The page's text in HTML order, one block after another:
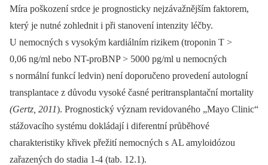
Míra poškození srdce je prognosticky nejzávažnějším faktorem,
který je nutné zohlednit i při stanovení intenzity léčby.
U nemocných s vysokým kardiálním rizikem (troponin T >
0,06 ng/ml nebo NT-proBNP > 5000 pg/ml u nemocných
s normální funkcí ledvin) není doporučeno provedení autologní
transplantace z důvodu vysoké časné peritransplantační mortality
(Gertz, 2011). Prognostický význam revidovaného „Mayo Clinic“
stážovacího systému dokládají i diferentní průběhové
charakteristiky křivek přežití nemocných s AL amyloidózou
zařazených do stadia 1-4 (tab. 12.1).